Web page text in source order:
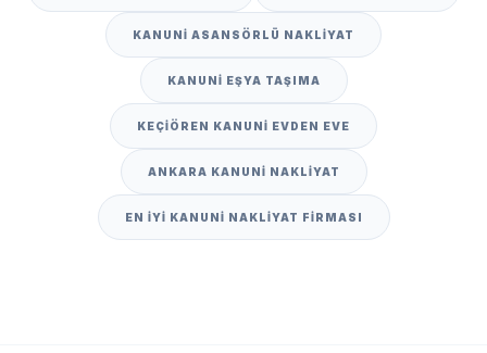
KANUNI ASANSÖRLÜ NAKLIYAT
KANUNI EŞYA TAŞIMA
KEÇIÖREN KANUNI EVDEN EVE
ANKARA KANUNI NAKLIYAT
EN IYI KANUNI NAKLIYAT FIRMASI